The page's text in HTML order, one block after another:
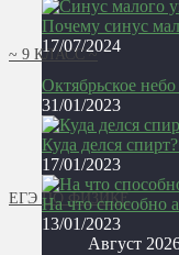
~ 9 КЛАСС ~
ЕГЭ ПО ФИЗИКЕ
Почему синус
17/07/2024
Октябрьское
31/01/2023
Куда делся
17/01/2023
На что способно
13/01/2023
Август